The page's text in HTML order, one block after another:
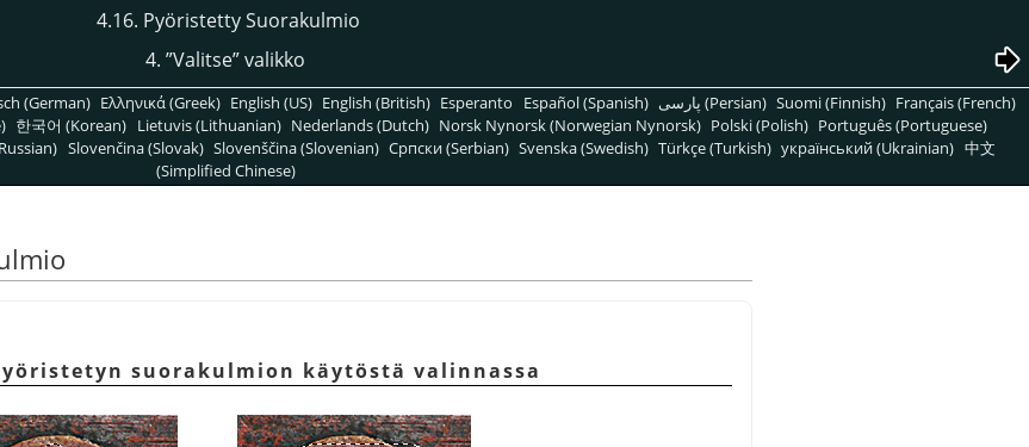
4.16. Pyöristetty Suorakulmio
4. ”Valitse”valikko
(German) Ελληνικά (Greek) English (US) English (British) Esperanto Español (Spanish) پارسی (Persian) Suomi (Finnish) Français (French)
한국어 (Korean) Lietuvis (Lithuanian) Nederlands (Dutch) Norsk Nynorsk (Norwegian Nynorsk) Polski (Polish) Português (Portuguese)
Slovenčina (Slovak) Slovenščina (Slovenian) Српски (Serbian) Svenska (Swedish) Türkçe (Turkish) український (Ukrainian) 中文
(Simplified Chinese)
suorakulmion käytöstä valinnassa